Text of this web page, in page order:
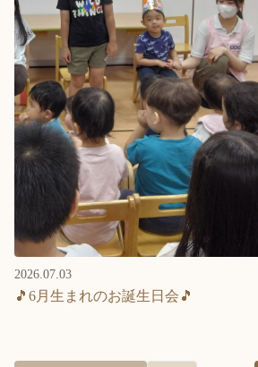
2026.07.03
🎵6月生まれのお誕生日会🎵